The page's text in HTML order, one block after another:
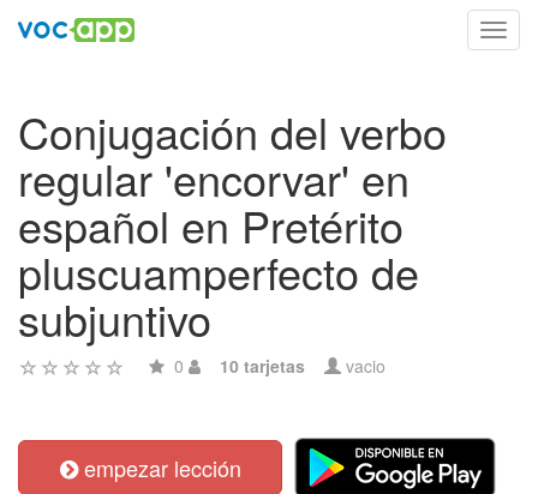
Conjugación del verbo
regular 'encorvar' en
español en Pretérito
pluscuamperfecto de
subjuntivo
0 10 tarjetas vacio
empezar lección